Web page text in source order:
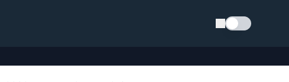
Schimba tema